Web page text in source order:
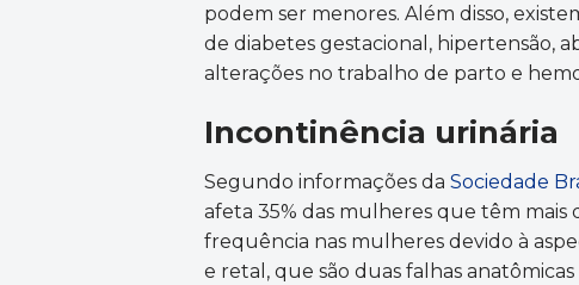
podem ser menores. Além disso,
de diabetes gestacional, hipertensão,
alterações no trabalho de parto e
Incontinência urinária
Segundo informações da Sociedade
afeta 35% das mulheres que têm mais
frequência nas mulheres devido à
e retal, que são duas falhas